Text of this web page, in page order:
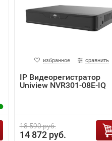
избранное сравнить
IP Видеорегистратор
Uniview NVR301-08E-IQ
18 590 руб.
14 872 руб.